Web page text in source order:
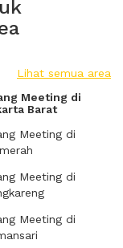
Lihat semua area
Meeting di
Barat
Meeting di
Meeting di
Meeting di